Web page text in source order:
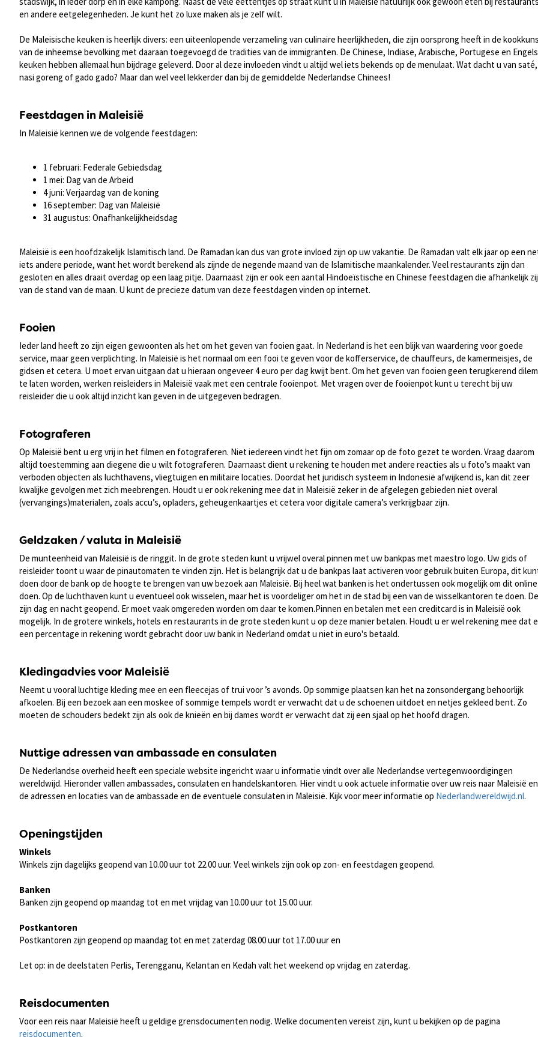
en andere eetgelegenheden. Je kunt het zo luxe maken als je zelf wilt.
De Maleisische keuken is heerlijk divers: een uiteenlopende verzameling van culinaire heerlijkheden, die zijn oorsprong heeft in de
van de inheemse bevolking met daaraan toegevoegd de tradities van de immigranten. De Chinese, Indiase, Arabische, Portugese en
keuken hebben allemaal hun bijdrage geleverd. Door al deze invloeden vindt u altijd wel iets bekends op de menulaat. Wat dacht u van saté,
nasi goreng of gado gado? Maar dan wel veel lekkerder dan bij de gemiddelde Nederlandse Chinees!
Feestdagen in Maleisië
In Maleisië kennen we de volgende feestdagen:
1 februari: Federale Gebiedsdag
1 mei: Dag van de Arbeid
4 juni: Verjaardag van de koning
16 september: Dag van Maleisië
31 augustus: Onafhankelijkheidsdag
Maleisië is een hoofdzakelijk Islamitisch land. De Ramadan kan dus van grote invloed zijn op uw vakantie. De Ramadan valt elk jaar op een
iets andere periode, want het wordt berekend als zijnde de negende maand van de Islamitische maankalender. Veel restaurants zijn dan
gesloten en alles draait overdag op een laag pitje. Daarnaast zijn er ook een aantal Hindoeïstische en Chinese feestdagen die afhankelijk
van de stand van de maan. U kunt de precieze datum van deze feestdagen vinden op internet.
Fooien
Ieder land heeft zo zijn eigen gewoonten als het om het geven van fooien gaat. In Nederland is het een blijk van waardering voor goede
service, maar geen verplichting. In Maleisië is het normaal om een fooi te geven voor de kofferservice, de chauffeurs, de kamermeisjes, de
gidsen et cetera. U moet ervan uitgaan dat u hieraan ongeveer 4 euro per dag kwijt bent. Om het geven van fooien geen terugkerend
te laten worden, werken reisleiders in Maleisië vaak met een centrale fooienpot. Met vragen over de fooienpot kunt u terecht bij uw
reisleider die u ook altijd inzicht kan geven in de uitgegeven bedragen.
Fotograferen
Op Maleisië bent u erg vrij in het filmen en fotograferen. Niet iedereen vindt het fijn om zomaar op de foto gezet te worden. Vraag daarom
altijd toestemming aan diegene die u wilt fotograferen. Daarnaast dient u rekening te houden met andere reacties als u foto’s maakt van
verboden objecten als luchthavens, vliegtuigen en militaire locaties. Doordat het juridisch systeem in Indonesië afwijkend is, kan dit zeer
kwalijke gevolgen met zich meebrengen. Houdt u er ook rekening mee dat in Maleisië zeker in de afgelegen gebieden niet overal
(vervangings)materialen, zoals accu’s, opladers, geheugenkaartjes et cetera voor digitale camera’s verkrijgbaar zijn.
Geldzaken / valuta in Maleisië
De munteenheid van Maleisië is de ringgit. In de grote steden kunt u vrijwel overal pinnen met uw bankpas met maestro logo. Uw gids of
reisleider toont u waar de pinautomaten te vinden zijn. Het is belangrijk dat u de bankpas laat activeren voor gebruik buiten Europa, dit
doen door de bank op de hoogte te brengen van uw bezoek aan Maleisië. Bij heel wat banken is het ondertussen ook mogelijk om dit
doen. Op de luchthaven kunt u eventueel ook wisselen, maar het is voordeliger om het in de stad bij een van de wisselkantoren te doen.
zijn dag en nacht geopend. Er moet vaak omgereden worden om daar te komen.Pinnen en betalen met een creditcard is in Maleisië ook
mogelijk. In de grotere winkels, hotels en restaurants in de grote steden kunt u op deze manier betalen. Houdt u er wel rekening mee dat
een percentage in rekening wordt gebracht door uw bank in Nederland omdat u niet in euro's betaald.
Kledingadvies voor Maleisië
Neemt u vooral luchtige kleding mee en een fleecejas of trui voor ’s avonds. Op sommige plaatsen kan het na zonsondergang behoorlijk
afkoelen. Bij een bezoek aan een moskee of sommige tempels wordt er verwacht dat u de schoenen uitdoet en netjes gekleed bent. Zo
moeten de schouders bedekt zijn als ook de knieën en bij dames wordt er verwacht dat zij een sjaal op het hoofd dragen.
Nuttige adressen van ambassade en consulaten
De Nederlandse overheid heeft een speciale website ingericht waar u informatie vindt over alle Nederlandse vertegenwoordigingen
wereldwijd. Hieronder vallen ambassades, consulaten en handelskantoren. Hier vindt u ook actuele informatie over uw reis naar Maleisië en
de adressen en locaties van de ambassade en de eventuele consulaten in Maleisië. Kijk voor meer informatie op Nederlandwereldwijd.nl.
Openingstijden
Winkels
Winkels zijn dagelijks geopend van 10.00 uur tot 22.00 uur. Veel winkels zijn ook op zon- en feestdagen geopend.
Banken
Banken zijn geopend op maandag tot en met vrijdag van 10.00 uur tot 15.00 uur.
Postkantoren
Postkantoren zijn geopend op maandag tot en met zaterdag 08.00 uur tot 17.00 uur en
Let op: in de deelstaten Perlis, Terengganu, Kelantan en Kedah valt het weekend op vrijdag en zaterdag.
Reisdocumenten
Voor een reis naar Maleisië heeft u geldige grensdocumenten nodig. Welke documenten vereist zijn, kunt u bekijken op de pagina
reisdocumenten.